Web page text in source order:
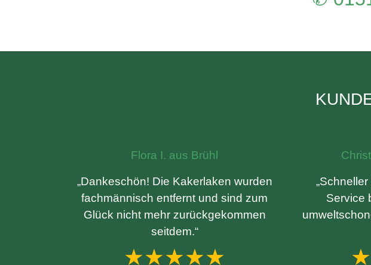
Flora I. aus Brühl
„Dankeschön! Die Kakerlaken wurden
fachmännisch entfernt und sind zum
Glück nicht mehr zurückgekommen
seitdem.“
★★★★★
Service